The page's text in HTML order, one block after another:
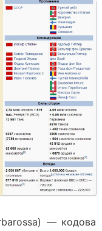
— кодова